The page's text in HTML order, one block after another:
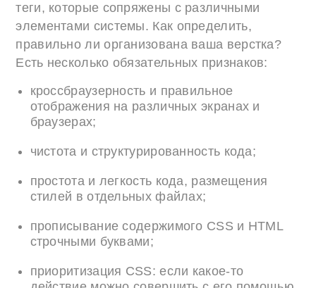
теги, которые сопряжены с различными
элементами системы. Как определить,
правильно ли организована ваша верстка?
Есть несколько обязательных признаков:
кроссбраузерность и правильное
отображения на различных экранах и
браузерах;
чистота и структурированность кода;
простота и легкость кода, размещения
стилей в отдельных файлах;
прописывание содержимого CSS и HTML
строчными буквами;
приоритизация CSS: если какое-то